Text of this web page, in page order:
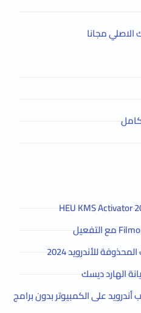
الاصلي مجانا
للأندرويد 2024
الهارد ديسك
على الكمبيوتر بدون برامج